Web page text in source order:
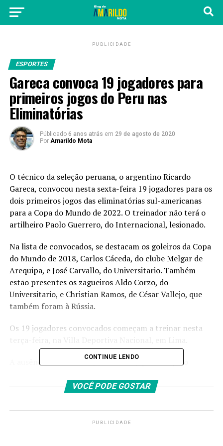
PUBLICIDADE
ESPORTES
Gareca convoca 19 jogadores para
primeiros jogos do Peru nas
Eliminatórias
Públicado 6 anos atrás em 29 de agosto de 2020
Por Amarildo Mota
O técnico da seleção peruana, o argentino Ricardo
Gareca, convocou nesta sexta-feira 19 jogadores para os
dois primeiros jogos das eliminatórias sul-americanas
para a Copa do Mundo de 2022. O treinador não terá o
artilheiro Paolo Guerrero, do Internacional, lesionado.
Na lista de convocados, se destacam os goleiros da Copa
do Mundo de 2018, Carlos Cáceda, do clube Melgar de
Arequipa, e José Carvallo, do Universitario. Também
estão presentes os zagueiros Aldo Corzo, do
Universitario, e Christian Ramos, de César Vallejo, que
também foram à Rússia.
Os 19 jogadores convocados começam a treinar nesta
A ausência de Guerrero, de 36 anos, que atua pelo
sofrida no dia 16 de agosto, no duelo contra o
Brasileiro.
CONTINUE LENDO
VOCÊ PODE GOSTAR
PUBLICIDADE